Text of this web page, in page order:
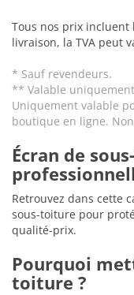
Tous nos prix incluent
livraison, la TVA peut
* Sauf revendeurs.
** Valable
Uniquement valable
boutique en ligne.
Écran de
Retrouvez dans cette
sous-toiture pour
qualité-prix.
Pourquoi
toiture ?